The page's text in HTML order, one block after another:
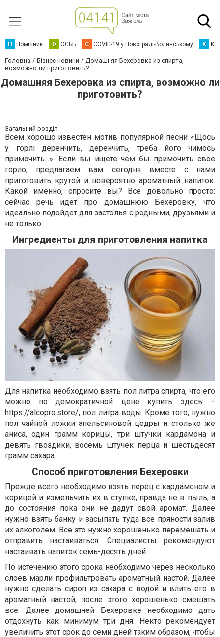
П Помічник О ОСББ C COVID-19 у Новограді-Волинському К
Головна Бізнес новини
Домашняя Бехеровка из спирта,
возможно ли приготовить?
Домашняя Бехеровка из спирта, возможно ли
приготовить?
Загальний розділ
Всем хорошо известен мотив популярной песни «Щось
у горлі деренчить, деренчить, треба його чимось
примочить...». Если вы ищете чем бы примочить свое
горло, предлагаем вам сегодня вместе с нами
приготовить крутой и невероятно ароматный напиток.
Какой именно, спросите вы? Все довольно просто:
сейчас речь идет про домашнюю Бехеровку, что
идеально подойдет для застолья с родными, друзьями и
не только.
Ингредиенты для приготовления напитка
Для напитка необходимо взять пол литра спирта, что его
можно по демократичной цене купить здесь –
https://alcopro.store/, пол литра воды. Кроме того, нужно
пол чайной ложки апельсиновой цедры и столько же
аниса, один грамм корицы, три штучки кардамона и
девять гвоздики, восемь штучек перца и шестьдесят
грамм сахара.
Способ приготовления Бехеровки
Прежде всего необходимо взять перец с кардамоном и
корицей и измельчить их в ступке, правда не в пыль, а
до состояния пока они не дадут свой аромат. Далее
нужно взять банку и засыпать туда все пряности залив
их алкоголем. Все это нужно хорошенько перемешать и
отправить настаиваться. Специалисты рекомендуют
настаивать напиток семь-десять дней.
По истечению этого срока необходимо через несколько
слоев марли профильтровать ароматный настой. Далее
нужно сделать сироп из сахара с водой и влить его в
ароматный настой, после этого хорошенько смешать
все. Далее домашней Бехеровке необходимо дать
отдохнуть как минимум три дня. Некто рекомендует
увеличить этот срок до семи дней таким образом, чтобы